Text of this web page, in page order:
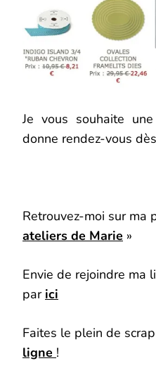
Je vous souhaite
donne rendez-vous
Retrouvez-moi sur ma
ateliers de Marie »
Envie de rejoindre ma
par ici
Faites le plein de
ligne !